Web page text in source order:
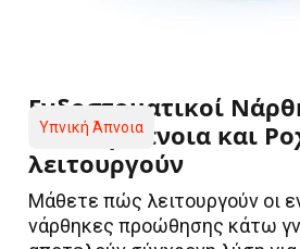
Υπνική Άπνοια
Ενδοστοματικοί
Υπνική Άπνοια και
λειτουργούν
Μάθετε πώς λειτουργούν οι
νάρθηκες προώθησης κάτω